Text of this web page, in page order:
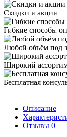
Скидки и акции
Гибкие способы
Любой объём под
Широкий
Бесплатная
Описание
Отзывы 0